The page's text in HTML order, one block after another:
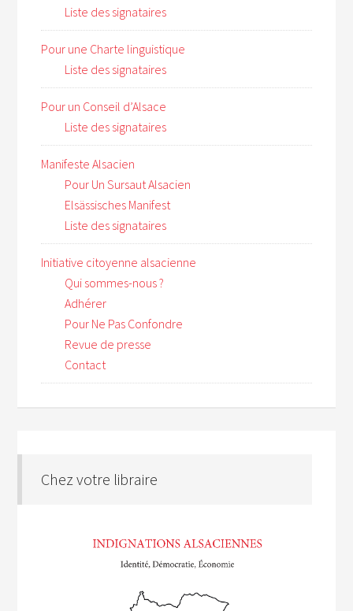
Liste des signataires
Pour une Charte linguistique
Liste des signataires
Pour un Conseil d’Alsace
Liste des signataires
Manifeste Alsacien
Pour Un Sursaut Alsacien
Elsässisches Manifest
Liste des signataires
Initiative citoyenne alsacienne
Qui sommes-nous ?
Adhérer
Pour Ne Pas Confondre
Revue de presse
Contact
Chez votre libraire